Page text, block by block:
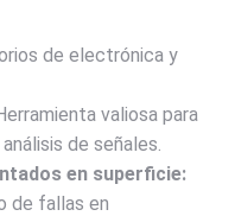
de electrónica y
valiosa para
de señales.
en superficie:
de fallas en